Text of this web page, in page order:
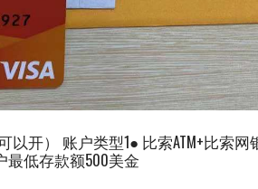
以开） 账户类型1● 比索ATM+比索
最低存款额500美金